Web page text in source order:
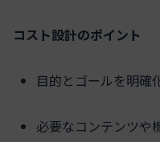
コスト設計のポイント
目的とゴールを明確
必要なコンテンツや